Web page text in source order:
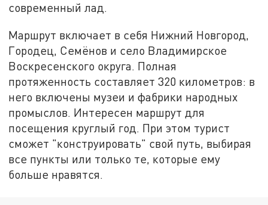
современный лад.
Маршрут включает в себя Нижний Новгород,
Городец, Семёнов и село Владимирское
Воскресенского округа. Полная
протяженность составляет 320 километров: в
него включены музеи и фабрики народных
промыслов. Интересен маршрут для
посещения круглый год. При этом турист
сможет "конструировать" свой путь, выбирая
все пункты или только те, которые ему
больше нравятся.